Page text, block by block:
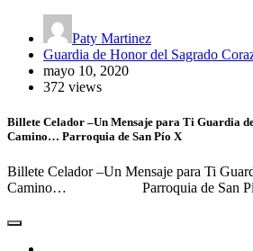
Paty Martinez
Guardia de Honor del Sagrado
mayo 10, 2020
372 views
Billete Celador –Un Mensaje para Ti Guardia
Camino… Parroquia de San Pío X
Billete Celador –Un Mensaje para Ti
Camino… Parroquia de San